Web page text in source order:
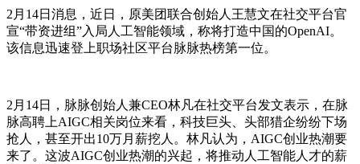
2月14日消息，近日，原美团联合创始人王慧文在社交平台官
宣“带资进组”入局人工智能领域，称将打造中国的OpenAI。
该信息迅速登上职场社区平台脉脉热榜第一位。
2月14日，脉脉创始人兼CEO林凡在社交平台发文表示，在脉
脉高聘上AIGC相关岗位来看，科技巨头、头部猎企纷纷下场
抢人，甚至开出10万月薪挖人。林凡认为，AIGC创业热潮要
来了。这波AIGC创业热潮的兴起，将推动人工智能人才的薪